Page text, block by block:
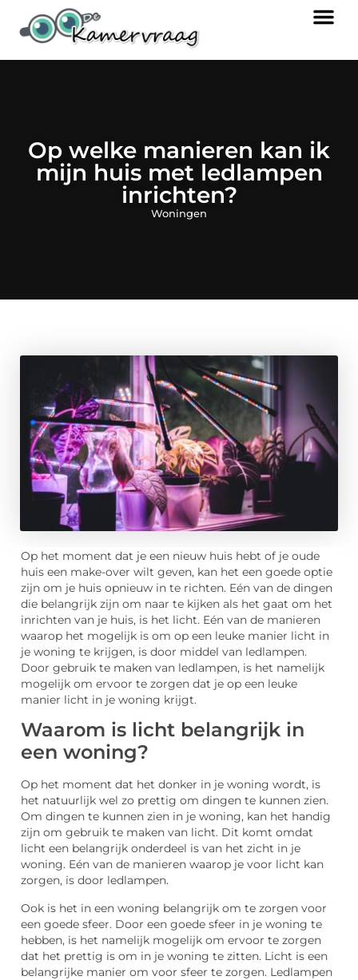
Op welke manieren kan ik
mijn huis met ledlampen
inrichten?
Woningen
Op het moment dat je een nieuw huis hebt of je oude
huis een make-over wilt geven, kan het een goede optie
zijn om je huis opnieuw in te richten. Eén van de dingen
die belangrijk zijn om naar te kijken als het gaat om het
inrichten van je huis, is het licht. Eén van de manieren
waarop het mogelijk is om op een leuke manier licht in
je woning te krijgen, is door middel van ledlampen.
Door gebruik te maken van ledlampen, is het namelijk
mogelijk om ervoor te zorgen dat je op een leuke
manier licht in je woning krijgt.
Waarom is licht belangrijk in
een woning?
Op het moment dat het donker in je woning wordt, is
het natuurlijk wel zo prettig om dingen te kunnen zien.
Om dingen te kunnen zien in je woning, kan het handig
zijn om gebruik te maken van licht. Dit komt omdat
licht een belangrijk onderdeel is van het zicht in je
woning. Eén van de manieren waarop je voor licht kan
zorgen, is door ledlampen.
Ook is het in een woning belangrijk om te zorgen voor
een goede sfeer. Door een goede sfeer in je woning te
hebben, is het namelijk mogelijk om ervoor te zorgen
dat het prettig is om in je woning te zitten. Licht is een
belangrijke manier om voor sfeer te zorgen. Ledlampen